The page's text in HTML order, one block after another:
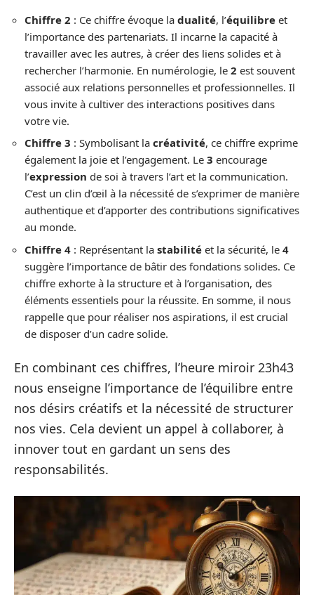
Chiffre 2 : Ce chiffre évoque la dualité, l’équilibre et
l’importance des partenariats. Il incarne la capacité à
travailler avec les autres, à créer des liens solides et à
rechercher l’harmonie. En numérologie, le 2 est souvent
associé aux relations personnelles et professionnelles. Il
vous invite à cultiver des interactions positives dans
votre vie.
Chiffre 3 : Symbolisant la créativité, ce chiffre exprime
également la joie et l’engagement. Le 3 encourage
l’expression de soi à travers l’art et la communication.
C’est un clin d’œil à la nécessité de s’exprimer de manière
authentique et d’apporter des contributions significatives
au monde.
Chiffre 4 : Représentant la stabilité et la sécurité, le 4
suggère l’importance de bâtir des fondations solides. Ce
chiffre exhorte à la structure et à l’organisation, des
éléments essentiels pour la réussite. En somme, il nous
rappelle que pour réaliser nos aspirations, il est crucial
de disposer d’un cadre solide.
En combinant ces chiffres, l’heure miroir 23h43
nous enseigne l’importance de l’équilibre entre
nos désirs créatifs et la nécessité de structurer
nos vies. Cela devient un appel à collaborer, à
innover tout en gardant un sens des
responsabilités.